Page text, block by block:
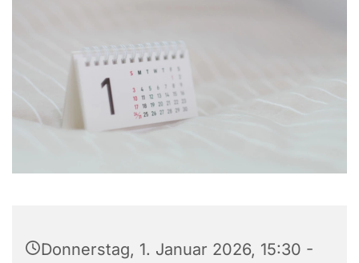
Donnerstag, 1. Januar 2026, 15:30 -